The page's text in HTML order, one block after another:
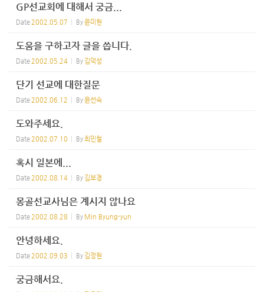
GP선교회에 대해서 궁금...
Date 2002.05.07 By윤미현
도움을 구하고자 글을 씁니다.
Date 2002.05.24 By 김덕성
단기 선교에 대한질문
Date 2002.06.12 By윤선숙
도와주세요.
Date 2002.07.10 By최민철
혹시 일본에...
Date 2002.08.14 By 김보경
몽골선교사님은 계시지 않나요
Date 2002.08.28 By Min Byung-yun
안녕하세요.
Date 2002.09.03 By 김정현
궁금해서요.